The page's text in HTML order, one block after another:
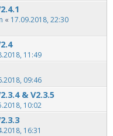
« 17.09.2018, 22:30
11:49
09:46
& V2.3.5
10:02
16:31